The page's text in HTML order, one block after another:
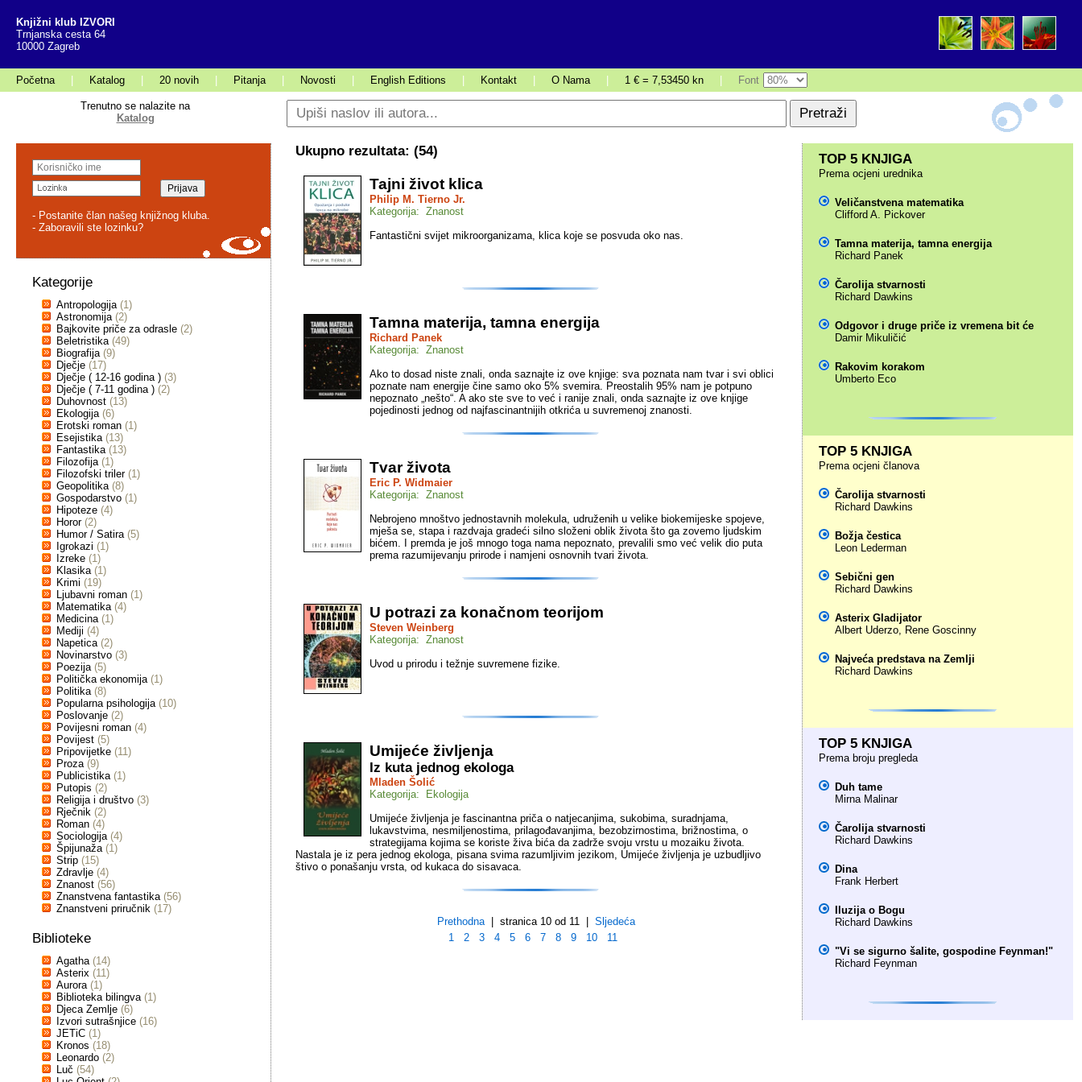
Knjižni klub IZVORI
Trnjanska cesta 64
10000 Zagreb
Početna Katalog 20 novih Pitanja Novosti English Editions Kontakt O Nama 1 € = 7,53450 kn Font
Trenutno se nalazite na
Katalog
- Postanite član našeg knjižnog kluba.
- Zaboravili ste lozinku?
Kategorije
Antropologija (1)
Astronomija (2)
Bajkovite priče za odrasle (2)
Beletristika (49)
Biografija (9)
Dječje (17)
Dječje ( 12-16 godina ) (3)
Dječje ( 7-11 godina ) (2)
Duhovnost (13)
Ekologija (6)
Erotski roman (1)
Esejistika (13)
Fantastika (13)
Filozofija (1)
Filozofski triler (1)
Geopolitika (8)
Gospodarstvo (1)
Hipoteze (4)
Horor (2)
Humor / Satira (5)
Igrokazi (1)
Izreke (1)
Klasika (1)
Krimi (19)
Ljubavni roman (1)
Matematika (4)
Medicina (1)
Mediji (4)
Napetica (2)
Novinarstvo (3)
Poezija (5)
Politička ekonomija (1)
Politika (8)
Popularna psihologija (10)
Poslovanje (2)
Povijesni roman (4)
Povijest (5)
Pripovijetke (11)
Proza (9)
Publicistika (1)
Putopis (2)
Religija i društvo (3)
Rječnik (2)
Roman (4)
Sociologija (4)
Špijunaža (1)
Strip (15)
Zdravlje (4)
Znanost (56)
Znanstvena fantastika (56)
Znanstveni priručnik (17)
Biblioteke
Agatha (14)
Asterix (11)
Aurora (1)
Biblioteka bilingva (1)
Djeca Zemlje (6)
Izvori sutrašnjice (16)
JETiC (1)
Kronos (18)
Leonardo (2)
Luč (54)
Ukupno rezultata: (54)
Tajni život klica
Philip M. Tierno Jr.
Kategorija: Znanost
Fantastični svijet mikroorganizama, klica koje se posvuda oko nas.
Tamna materija, tamna energija
Richard Panek
Kategorija: Znanost
Ako to dosad niste znali, onda saznajte iz ove knjige: sva poznata nam tvar i svi oblici
poznate nam energije čine samo oko 5% svemira. Preostalih 95% nam je potpuno
nepoznato „nešto“. A ako ste sve to već i ranije znali, onda saznajte iz ove knjige
pojedinosti jednog od najfascinantnijih otkrića u suvremenoj znanosti.
Tvar života
Eric P. Widmaier
Kategorija: Znanost
Nebrojeno mnoštvo jednostavnih molekula, udruženih u velike biokemijeske spojeve,
mješa se, stapa i razdvaja gradeći silno složeni oblik života što ga zovemo ljudskim
bićem. I premda je još mnogo toga nama nepoznato, prevalili smo već velik dio puta
prema razumijevanju prirode i namjeni osnovnih tvari života.
U potrazi za konačnom teorijom
Steven Weinberg
Kategorija: Znanost
Uvod u prirodu i težnje suvremene fizike.
Umijeće življenja
Iz kuta jednog ekologa
Mladen Šolić
Kategorija: Ekologija
Umijeće življenja je fascinantna priča o natjecanjima, sukobima, suradnjama,
lukavstvima, nesmiljenostima, prilagođavanjima, bezobzirnostima, brižnostima, o
strategijama kojima se koriste živa bića da zadrže svoju vrstu u mozaiku života.
Nastala je iz pera jednog ekologa, pisana svima razumljivim jezikom, Umijeće življenja je uzbudljivo
štivo o ponašanju vrsta, od kukaca do sisavaca.
Prethodna| stranica 10 od 11 |Sljedeća
1
2 3 4 5 6 7 8 9 10 11
TOP 5 KNJIGA
Prema ocjeni urednika
Veličanstvena matematika
Clifford A. Pickover
Tamna materija, tamna energija
Richard Panek
Čarolija stvarnosti
Richard Dawkins
Odgovor i druge priče iz vremena bit će
Damir Mikuličić
Rakovim korakom
Umberto Eco
TOP 5 KNJIGA
Prema ocjeni članova
Čarolija stvarnosti
Richard Dawkins
Božja čestica
Leon Lederman
Sebični gen
Richard Dawkins
Asterix Gladijator
Albert Uderzo, Rene Goscinny
Najveća predstava na Zemlji
Richard Dawkins
TOP 5 KNJIGA
Prema broju pregleda
Duh tame
Mirna Malinar
Čarolija stvarnosti
Richard Dawkins
Dina
Frank Herbert
Iluzija o Bogu
Richard Dawkins
"Vi se sigurno šalite, gospodine Feynman!"
Richard Feynman